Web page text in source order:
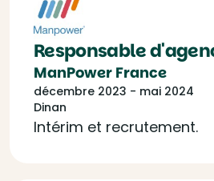
Responsable
ManPower France
décembre 2023 - mai 2024
Dinan
Intérim et recrutement.